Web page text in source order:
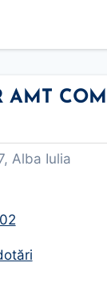
AMT
Alba Iulia